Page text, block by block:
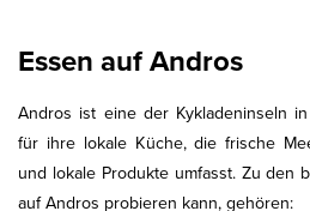
Essen auf Andros
Andros ist eine der Kykladeninseln
für ihre lokale Küche, die frische
und lokale Produkte umfasst. Zu den
auf Andros probieren kann, gehören: